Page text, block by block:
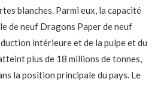
blanches. Parmi eux, la capacité
de neuf Dragons Paper de neuf
intérieure et de la pulpe et du
plus de 18 millions de tonnes,
la position principale du pays. Le